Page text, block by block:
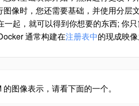
像时，您还需要基础，并使用分层
起，就可以得到你想要的东西; 你
通常构建在注册表中的现成映
图像表示，请看下面的一个。